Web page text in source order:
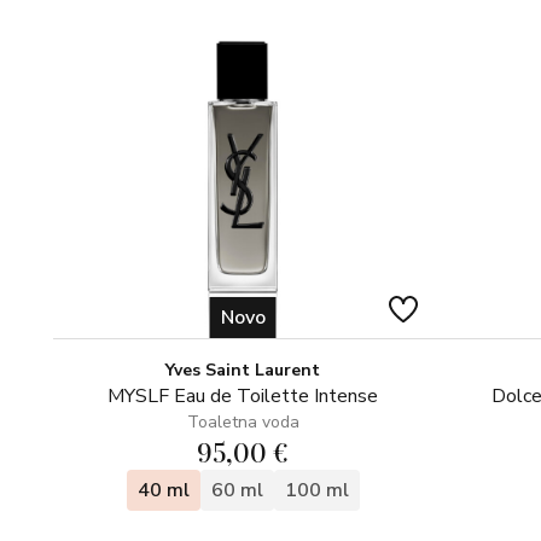
Novo
Yves Saint Laurent
MYSLF Eau de Toilette Intense
Toaletna voda
95,00 €
40 ml 60 ml 100 ml